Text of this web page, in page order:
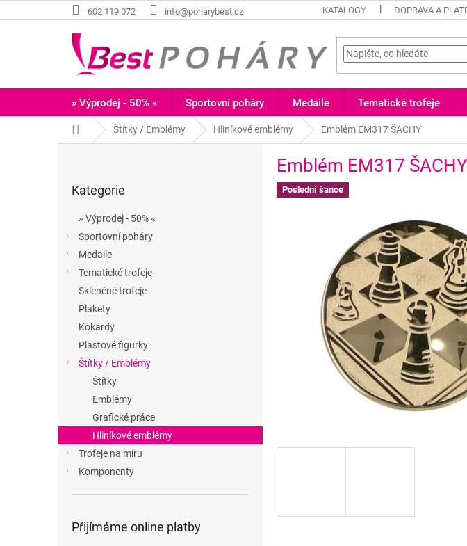
na
602 119 072 info@poharybest.cz KATALOGY DOPRAVA A
» Výprodej - 50% « Sportovní poháry Medaile Tematické trofeje
Domů Štítky / Emblémy Hliníkové emblémy Emblém EM317 ŠACHY
kategorie
Kategorie
» Výprodej - 50% «
Sportovní poháry
Medaile
Tematické trofeje
Skleněné trofeje
Plakety
Kokardy
Plastové figurky
Štítky / Emblémy
Štítky
Emblémy
Grafické práce
Hliníkové emblémy
Trofeje na míru
Komponenty
Přijímáme online platby
Emblém EM317 ŠACHY
Poslední šance